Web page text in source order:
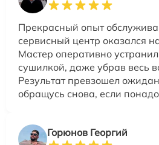
Прекрасный опыт
сервисный центр оказался
Мастер оперативно
сушилкой, даже убрав весь
Результат превзошел
обращусь снова, если
Горюнов Георгий